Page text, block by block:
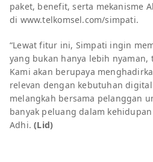
paket, benefit, serta mekanisme
di www.telkomsel.com/simpati.
“Lewat fitur ini, Simpati ingin
yang bukan hanya lebih
Kami akan berupaya
relevan dengan kebutuhan
melangkah bersama pelanggan
banyak peluang dalam
Adhi. (Lid)